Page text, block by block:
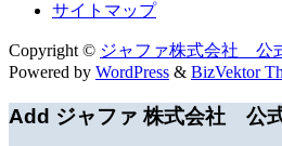
サイトマップ
Copyright © ジャファ株式会社 公
Powered by WordPress & BizVektor
Add ジャファ 株式会社 公